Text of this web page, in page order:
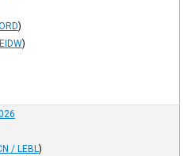
)
)
/ LEBL )